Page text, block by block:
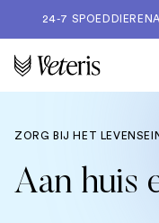
24-7
ZORG BIJ HET
Aan huis